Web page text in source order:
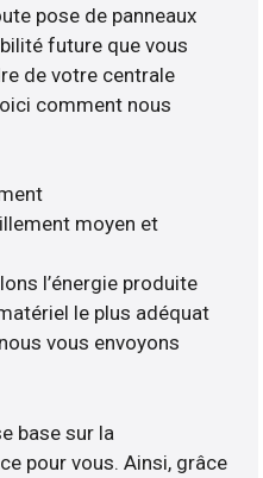
pose de panneaux
future que vous
de votre centrale
comment nous
moyen et
l’énergie produite
le plus adéquat
vous envoyons
base sur la
pour vous. Ainsi, grâce